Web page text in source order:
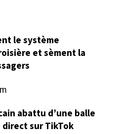
le système
et sèment la
abattu d’une balle
sur TikTok